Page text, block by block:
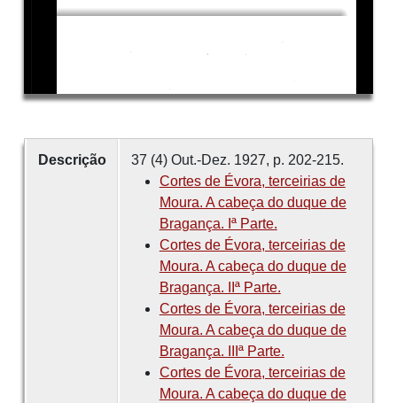
Descrição
37 (4) Out.-Dez. 1927, p. 202-215.
Cortes de Évora, terceirias de
Moura. A cabeça do duque de
Bragança. Iª Parte.
Cortes de Évora, terceirias de
Moura. A cabeça do duque de
Bragança. IIª Parte.
Cortes de Évora, terceirias de
Moura. A cabeça do duque de
Bragança. IIIª Parte.
Cortes de Évora, terceirias de
Moura. A cabeça do duque de